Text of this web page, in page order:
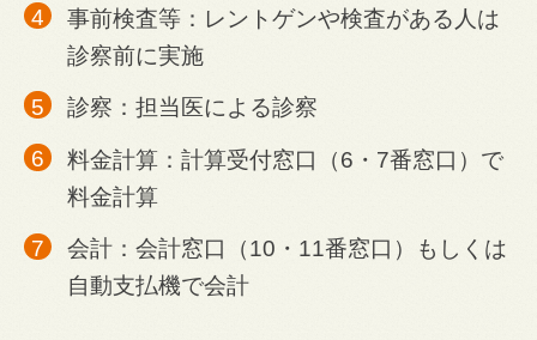
事前検査等：レントゲンや検査がある人は
診察前に実施
診察：担当医による診察
料金計算：計算受付窓口（6・7番窓口）で
料金計算
会計：会計窓口（10・11番窓口）もしくは
自動支払機で会計